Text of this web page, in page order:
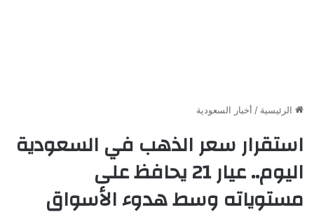
الرئيسية / أخبار السعودية
استقرار سعر الذهب في السعودية
اليوم.. عيار 21 يحافظ على
مستوياته وسط هدوء الأسواق